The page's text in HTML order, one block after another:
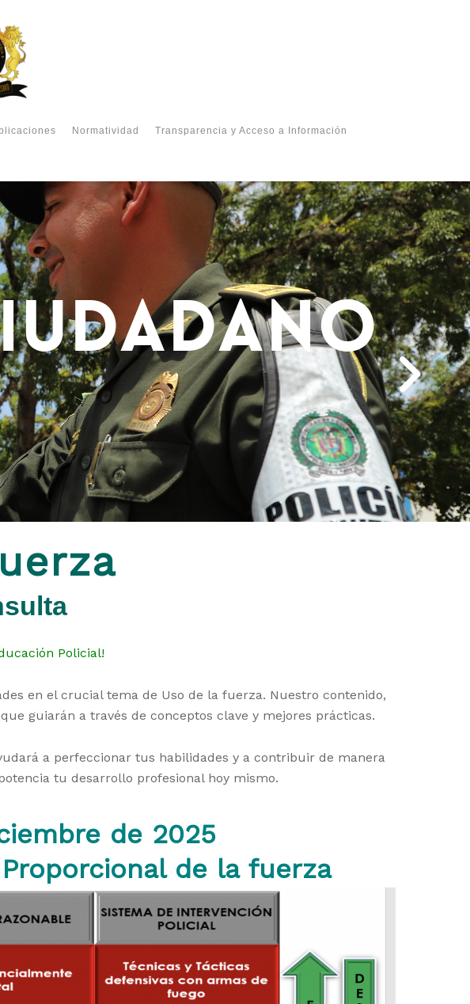
Normatividad Transparencia y Acceso a Información
Policial!
en el crucial tema de Uso de la fuerza. Nuestro contenido,
guiarán a través de conceptos clave y mejores prácticas.
a perfeccionar tus habilidades y a contribuir de manera
tu desarrollo profesional hoy mismo.
de 2025
de la fuerza